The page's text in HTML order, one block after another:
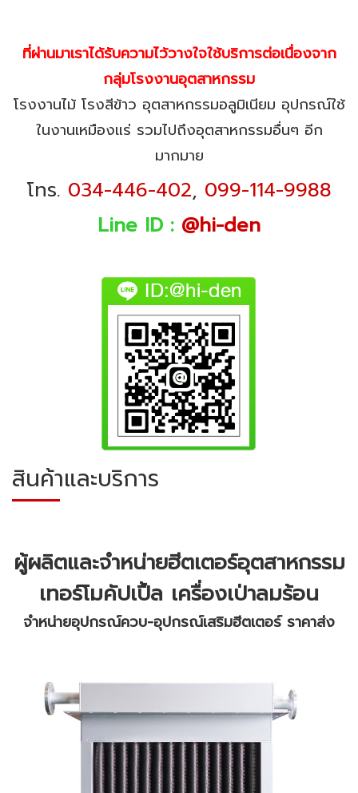
ที่ผ่านมาเราได้รับความไว้วางใจใช้บริการต่อเนื่องจาก
กลุ่มโรงงานอุตสาหกรรม
โรงงานไม้ โรงสีข้าว อุตสาหกรรมอลูมิเนียม อุปกรณ์ใช้
ในงานเหมืองแร่ รวมไปถึงอุตสาหกรรมอื่นๆ อีก
มากมาย
โทร. 034-446-402, 099-114-9988
Line ID : @hi-den
สินค้าและบริการ
ผู้ผลิตและจำหน่ายฮีตเตอร์อุตสาหกรรม
เทอร์โมคัปเปิ้ล เครื่องเป่าลมร้อน
จำหน่ายอุปกรณ์ควบ-อุปกรณ์เสริมฮีตเตอร์ ราคาส่ง